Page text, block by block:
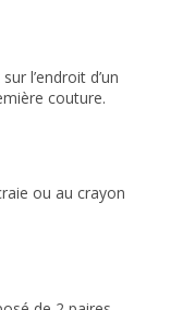
l’endroit d’un
couture.
ou au crayon